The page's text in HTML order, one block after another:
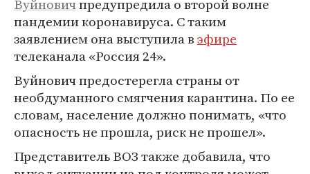
Вуйновичпредупредила о второй волне
пандемии коронавируса. С таким
заявлением она выступила вэфире
телеканала «Россия 24».
Вуйнович предостерегла страны от
необдуманного смягчения карантина. По ее
словам, население должно понимать, «что
опасность не прошла, риск не прошел».
Представитель ВОЗ также добавила, что